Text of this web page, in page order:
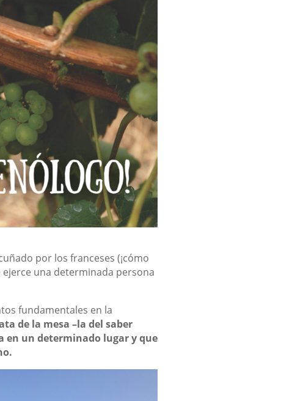
por los franceses (¡cómo
ejerce una determinada persona
fundamentales en la
de la mesa ­–la del saber
en un determinado lugar y que